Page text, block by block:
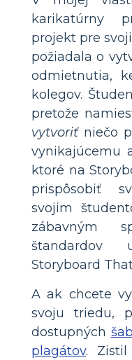
karikatúrny
projekt pre
požiadala o
odmietnutia,
kolegov.
pretože
vytvoriťniečo
vynikajúcemu
ktoré na
prispôsobiť
svojim
zábavným
štandardov
Storyboard
A ak chcete
svoju triedu,
dostupných
plagátov. Zistil